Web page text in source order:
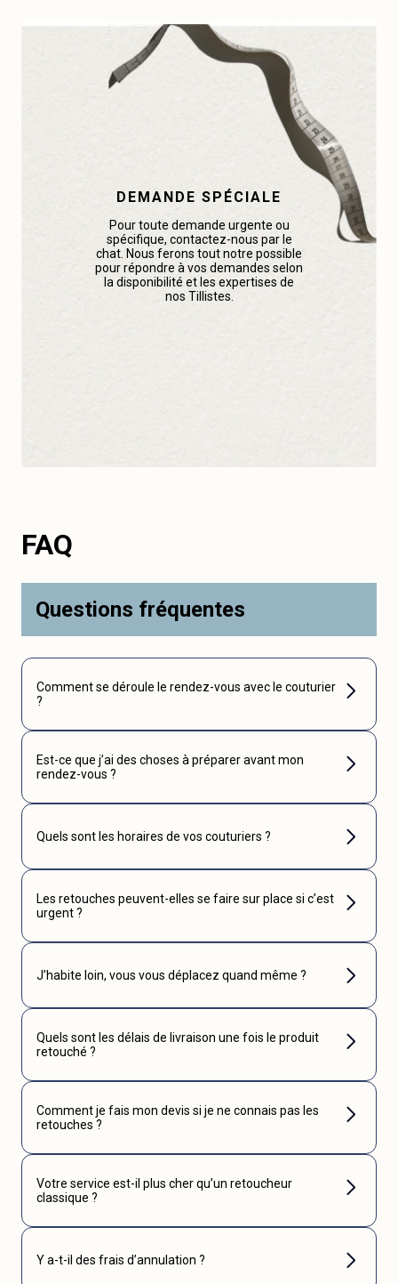
DEMANDE SPÉCIALE
Pour toute demande urgente ou
spécifique, contactez-nous par le
chat. Nous ferons tout notre possible
pour répondre à vos demandes selon
la disponibilité et les expertises de
nos Tillistes.
FAQ
Questions fréquentes
Comment se déroule le rendez-vous avec le couturier
?
Est-ce que j’ai des choses à préparer avant mon
rendez-vous ?
Quels sont les horaires de vos couturiers ?
Les retouches peuvent-elles se faire sur place si c’est
urgent ?
J’habite loin, vous vous déplacez quand même ?
Quels sont les délais de livraison une fois le produit
retouché ?
Comment je fais mon devis si je ne connais pas les
retouches ?
Votre service est-il plus cher qu’un retoucheur
classique ?
Y a-t-il des frais d’annulation ?